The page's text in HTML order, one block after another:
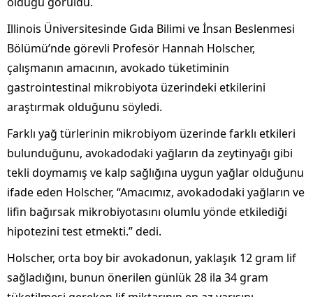
Illinois Üniversitesinde Gıda Bilimi ve İnsan Beslenmesi
Bölümü’nde görevli Profesör Hannah Holscher,
çalışmanın amacının, avokado tüketiminin
gastrointestinal mikrobiyota üzerindeki etkilerini
araştırmak olduğunu söyledi.
Farklı yağ türlerinin mikrobiyom üzerinde farklı etkileri
bulunduğunu, avokadodaki yağların da zeytinyağı gibi
tekli doymamış ve kalp sağlığına uygun yağlar olduğunu
ifade eden Holscher, “Amacımız, avokadodaki yağların ve
lifin bağırsak mikrobiyotasını olumlu yönde etkilediği
hipotezini test etmekti.” dedi.
Holscher, orta boy bir avokadonun, yaklaşık 12 gram lif
sağladığını, bunun önerilen günlük 28 ila 34 gram